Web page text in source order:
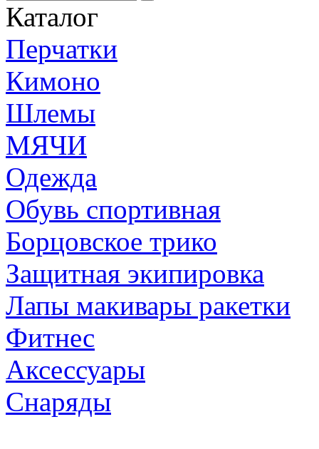
Каталог
Перчатки
Кимоно
Шлемы
МЯЧИ
Одежда
Обувь спортивная
Борцовское трико
Защитная экипировка
Лапы макивары ракетки
Фитнес
Аксессуары
Снаряды